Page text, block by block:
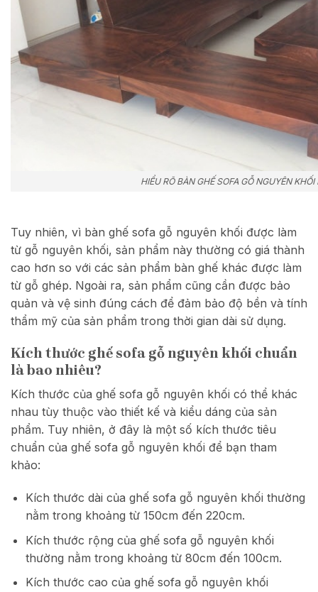
HIỂU RÕ BÀN GHẾ SOFA GỖ NGUYÊN KHỐI
Tuy nhiên, vì bàn ghế sofa gỗ nguyên khối được làm
từ gỗ nguyên khối, sản phẩm này thường có giá thành
cao hơn so với các sản phẩm bàn ghế khác được làm
từ gỗ ghép. Ngoài ra, sản phẩm cũng cần được bảo
quản và vệ sinh đúng cách để đảm bảo độ bền và tính
thẩm mỹ của sản phẩm trong thời gian dài sử dụng.
Kích thước ghế sofa gỗ nguyên khối chuẩn
là bao nhiêu?
Kích thước của ghế sofa gỗ nguyên khối có thể khác
nhau tùy thuộc vào thiết kế và kiểu dáng của sản
phẩm. Tuy nhiên, ở đây là một số kích thước tiêu
chuẩn của ghế sofa gỗ nguyên khối để bạn tham
khảo:
Kích thước dài của ghế sofa gỗ nguyên khối thường
nằm trong khoảng từ 150cm đến 220cm.
Kích thước rộng của ghế sofa gỗ nguyên khối
thường nằm trong khoảng từ 80cm đến 100cm.
Kích thước cao của ghế sofa gỗ nguyên khối